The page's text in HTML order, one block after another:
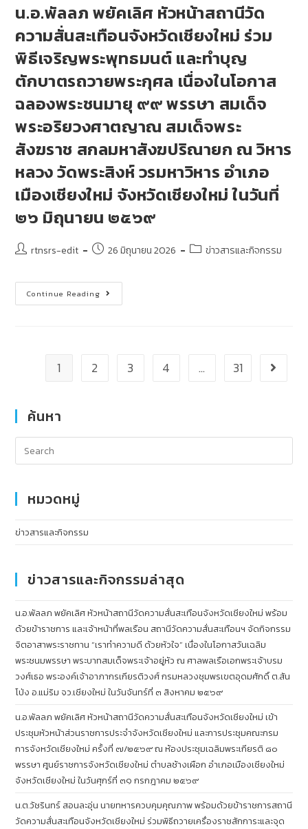
น.อ.พัลลภ พยัคเลิศ หัวหน้าสถานีวัด
ความสั่นสะเทือนจังหวัดเชียงใหม่ ร่วม
พิธีเจริญพระพุทธมนต์ และทำบุญ
ตักบาตรถวายพระกุศล เนื่องในโอกาส
ฉลองพระชนมายุ ๙๙ พรรษา สมเด็จ
พระอริยวงศาตญาณ สมเด็จพระ
สังฆราช สกลมหาสังฆปริณายก ณ วิหาร
หลวง วัดพระสิงห์ วรมหาวิหาร อำเภอ
เมืองเชียงใหม่ จังหวัดเชียงใหม่ ในวันที่
๒๖ มิถุนายน ๒๕๖๙
rtnsrs-edit 26 มิถุนายน 2026 ข่าวสารและกิจกรรม
Continue Reading
1 2 3 4 … 31
ค้นหา
หมวดหมู่
ข่าวสารและกิจกรรม
ข่าวสารและกิจกรรมล่าสุด
น.อ.พัลลภ พยัคเลิศ หัวหน้าสถานีวัดความสั่นสะเทือนจังหวัดเชียงใหม่ พร้อม
ด้วยข้าราชการ และเจ้าหน้าที่พลเรือน สถานีวัดความสั่นสะเทือนฯ จัดกิจกรรม
จิตอาสาพระราชทาน “เราทำความดี ด้วยหัวใจ” เนื่องในโอกาสวันเฉลิม
พระชนมพรรษา พระบาทสมเด็จพระเจ้าอยู่หัว ณ ศาลพลเรือเอกพระเจ้าบรม
วงศ์เธอ พระองค์เจ้าอาภากรเกียรติวงศ์ กรมหลวงชุมพรเขตอุดมศักดิ์ ต.สัน
โป่ง อ.แม่ริม จว.เชียงใหม่ ในวันจันทร์ที่ ๓ สิงหาคม ๒๕๖๙
น.อ.พัลลภ พยัคเลิศ หัวหน้าสถานีวัดความสั่นสะเทือนจังหวัดเชียงใหม่ เข้า
ประชุมหัวหน้าส่วนราชการประจำจังหวัดเชียงใหม่ และการประชุมคณะกรม
การจังหวัดเชียงใหม่ ครั้งที่ ๗/๒๕๖๙ ณ ห้องประชุมเฉลิมพระเกียรติ ๘๐
พรรษา ศูนย์ราชการจังหวัดเชียงใหม่ ตำบลช้างเผือก อำเภอเมืองเชียงใหม่
จังหวัดเชียงใหม่ ในวันศุกร์ที่ ๓๑ กรกฎาคม ๒๕๖๙
น.ต.วัชรินทร์ สอนละอุ่น นายทหารควบคุมคุณภาพ พร้อมด้วยข้าราชการสถานี
วัดความสั่นสะเทือนจังหวัดเชียงใหม่ ร่วมพิธีถวายเครื่องราชสักการะและจุด